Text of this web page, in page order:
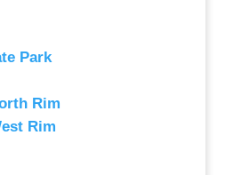
Park
Rim
Rim